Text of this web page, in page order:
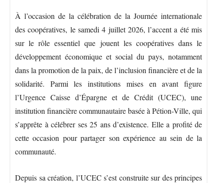
À l’occasion de la célébration de la Journée internationale
des coopératives, le samedi 4 juillet 2026, l’accent a été mis
sur le rôle essentiel que jouent les coopératives dans le
développement économique et social du pays, notamment
dans la promotion de la paix, de l’inclusion financière et de la
solidarité. Parmi les institutions mises en avant figure
l’Urgence Caisse d’Épargne et de Crédit (UCEC), une
institution financière communautaire basée à Pétion-Ville, qui
s’apprête à célébrer ses 25 ans d’existence. Elle a profité de
cette occasion pour partager son expérience au sein de la
communauté.
Depuis sa création, l’UCEC s’est construite sur des principes